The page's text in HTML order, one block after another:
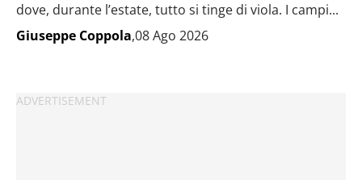
dove, durante l’estate, tutto si tinge di viola. I campi...
Giuseppe Coppola,08 Ago 2026